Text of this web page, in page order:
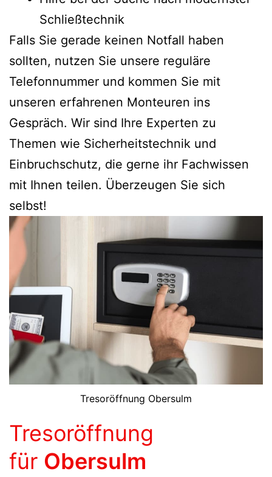
Schließtechnik
Falls Sie gerade keinen Notfall haben
sollten, nutzen Sie unsere reguläre
Telefonnummer und kommen Sie mit
unseren erfahrenen Monteuren ins
Gespräch. Wir sind Ihre Experten zu
Themen wie Sicherheitstechnik und
Einbruchschutz, die gerne ihr Fachwissen
mit Ihnen teilen. Überzeugen Sie sich
selbst!
Tresoröffnung Obersulm
Tresoröffnung
für Obersulm